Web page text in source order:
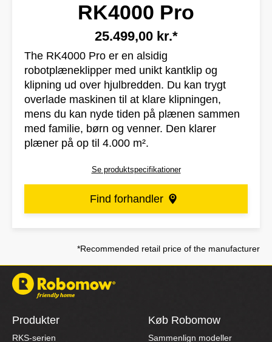
RK4000 Pro
25.499,00 kr.*
The RK4000 Pro er en alsidig
robotplæneklipper med unikt kantklip og
klipning ud over hjulbredden. Du kan trygt
overlade maskinen til at klare klipningen,
mens du kan nyde tiden på plænen sammen
med familie, børn og venner. Den klarer
plæner på op til 4.000 m².
Se produktspecifikationer
Find forhandler
*Recommended retail price of the manufacturer
Produkter
RKS-serien
Køb Robomow
Sammenlign modeller